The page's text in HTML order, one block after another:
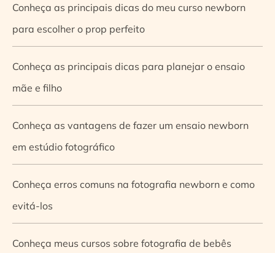
Conheça as principais dicas do meu curso newborn
para escolher o prop perfeito
Conheça as principais dicas para planejar o ensaio
mãe e filho
Conheça as vantagens de fazer um ensaio newborn
em estúdio fotográfico
Conheça erros comuns na fotografia newborn e como
evitá-los
Conheça meus cursos sobre fotografia de bebês